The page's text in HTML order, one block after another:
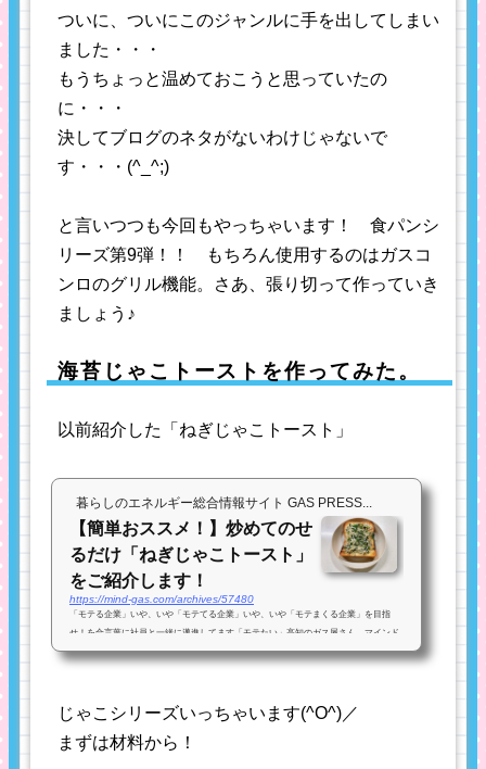
ついに、ついにこのジャンルに手を出してしまい
ました・・・
もうちょっと温めておこうと思っていたの
に・・・
決してブログのネタがないわけじゃないで
す・・・(^_^;)
と言いつつも今回もやっちゃいます！ 食パンシ
リーズ第9弾！！ もちろん使用するのはガスコ
ンロのグリル機能。さあ、張り切って作っていき
ましょう♪
海苔じゃこトーストを作ってみた。
以前紹介した「ねぎじゃこトースト」
暮らしのエネルギー総合情報サイト GAS PRESS...
【簡単おススメ！】炒めてのせ
るだけ「ねぎじゃこトースト」
をご紹介します！
https://mind-gas.com/archives/57480
「モテる企業」いや、いや「モテてる企業」いや、いや「モテまくる企業」を目指
せ！を合言葉に社員と一緒に邁進してます「モテたい」高知のガス屋さん マインド
ガスの山田洋介です。 ついに、ついにこのジャンルに手を出してしまいました・・・
じゃこシリーズいっちゃいます(^O^)／
まずは材料から！